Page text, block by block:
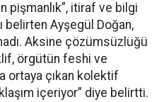
pişmanlık”, itiraf ve bilgi
belirten Ayşegül Doğan,
Aksine çözümsüzlüğü
örgütün feshi ve
ortaya çıkan kolektif
içeriyor” diye belirtti.